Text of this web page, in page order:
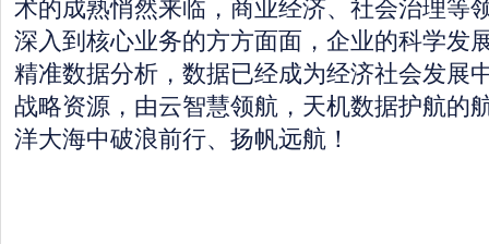
深入到核心业务的方方面面，企业的科学发
精准数据分析，数据已经成为经济社会发展
战略资源，由云智慧领航，天机数据护航的
洋大海中破浪前行、扬帆远航！